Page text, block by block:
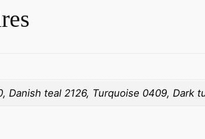
Danish teal 2126, Turquoise 0409, Dark